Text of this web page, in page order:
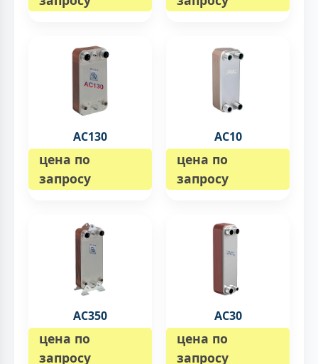
AC130
цена по
запросу
AC10
цена по
запросу
AC350
цена по
запросу
AC30
цена по
запросу